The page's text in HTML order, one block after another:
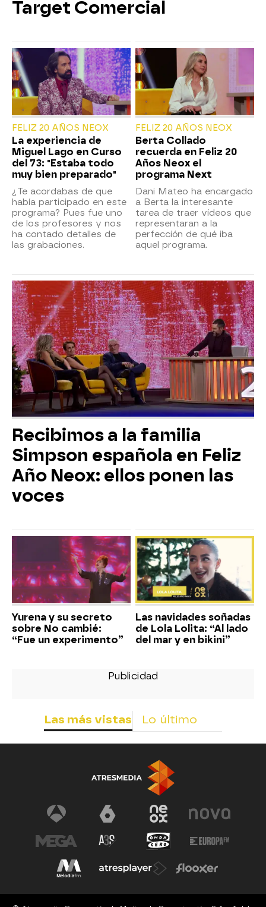
Target Comercial
FELIZ 20 AÑOS NEOX
La experiencia de
Miguel Lago en Curso
del 73: "Estaba todo
muy bien preparado"
¿Te acordabas de que
había participado en este
programa? Pues fue uno
de los profesores y nos
ha contado detalles de
las grabaciones.
FELIZ 20 AÑOS NEOX
Berta Collado
recuerda en Feliz 20
Años Neox el
programa Next
Dani Mateo ha encargado
a Berta la interesante
tarea de traer vídeos que
representaran a la
perfección de qué iba
aquel programa.
Recibimos a la familia
Simpson española en Feliz
Año Neox: ellos ponen las
voces
Yurena y su secreto
sobre No cambié:
“Fue un experimento”
Las navidades soñadas
de Lola Lolita: “Al lado
del mar y en bikini”
Las más vistas Lo último